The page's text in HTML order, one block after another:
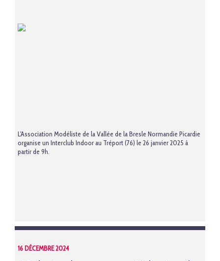
L'Association Modéliste de la Vallée de la Bresle Normandie Picardie
organise un Interclub Indoor au Tréport (76) le 26 janvier 2025 à
partir de 9h.
16 DÉCEMBRE 2024